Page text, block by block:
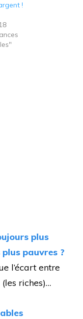
!
plus
pauvres ?
l’écart entre
riches)…